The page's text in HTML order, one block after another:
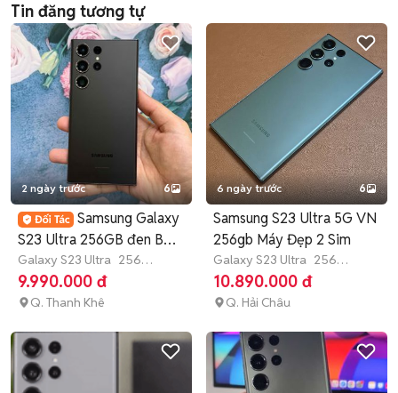
Tin đăng tương tự
2 ngày trước 6
Samsung Galaxy
S23 Ultra 256GB đen BH
6th có góp
Galaxy S23 Ultra 256
GB Còn bảo hành
9.990.000 đ
Q. Thanh Khê
6 ngày trước 6
Samsung S23 Ultra 5G VN
256gb Máy Đẹp 2 Sim
Galaxy S23 Ultra 256
GB Còn bảo hành
10.890.000 đ
Q. Hải Châu